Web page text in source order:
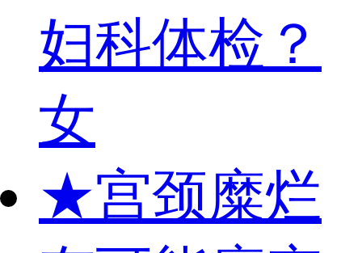
妇科体检？
女
★宫颈糜烂